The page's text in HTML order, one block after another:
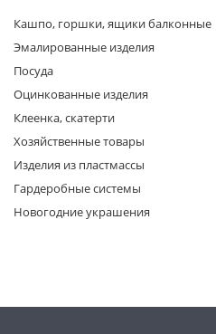
Кашпо, горшки, ящики балконные
Эмалированные изделия
Посуда
Оцинкованные изделия
Клеенка, скатерти
Хозяйственные товары
Изделия из пластмассы
Гардеробные системы
Новогодние украшения